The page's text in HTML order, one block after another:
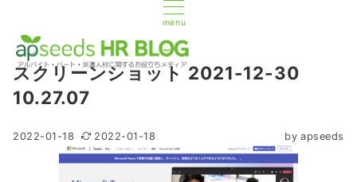
menu
スクリーンショット 2021-12-30
10.27.07
2022-01-18 2022-01-18 by apseeds